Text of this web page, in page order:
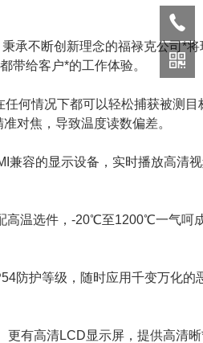
承不断创新理念的福禄克公司*将
带给客户*的工作体验。
何情况下都可以轻松捕获被测目
对焦，导致温度读数偏差。
兼容的显示设备，实时播放高清
高温选件，-20℃至1200℃一气呵
防护等级，随时应用千变万化的
更有高清LCD显示屏，提供高清